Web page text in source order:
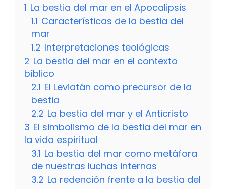
1 La bestia del mar en el Apocalipsis
1.1 Características de la bestia del
mar
1.2 Interpretaciones teológicas
2 La bestia del mar en el contexto
bíblico
2.1 El Leviatán como precursor de la
bestia
2.2 La bestia del mar y el Anticristo
3 El simbolismo de la bestia del mar en
la vida espiritual
3.1 La bestia del mar como metáfora
de nuestras luchas internas
3.2 La redención frente a la bestia del